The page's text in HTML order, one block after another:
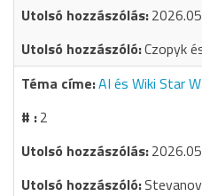
Czopyk
AI és Wiki Star
2